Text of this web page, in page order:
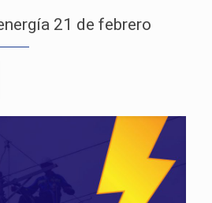
21 de febrero